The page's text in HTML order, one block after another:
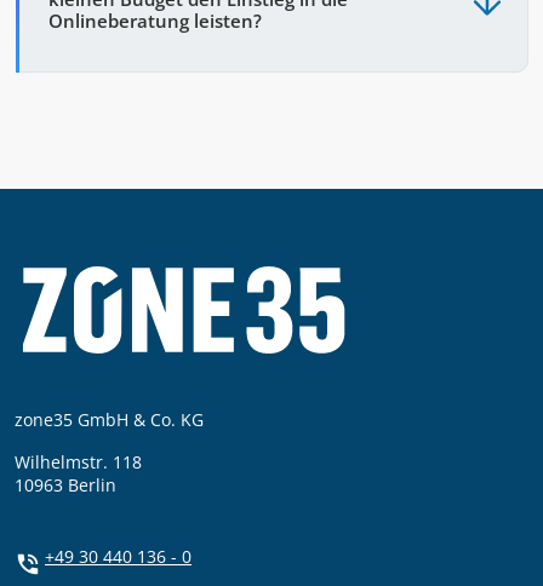
Onlineberatung leisten?
zone35 GmbH & Co. KG
Wilhelmstr. 118
10963 Berlin
+49 30 440 136 - 0